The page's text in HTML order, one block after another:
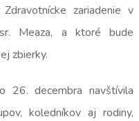
zariadenie v
Meaza, a ktoré bude
zbierky.
26. decembra navštívila
koledníkov aj rodiny,